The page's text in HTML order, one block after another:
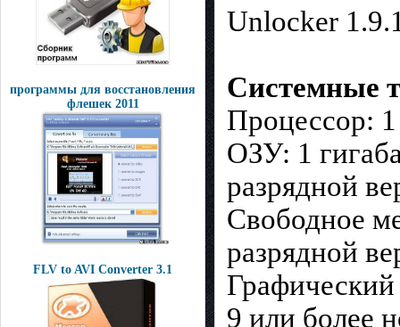
программы для восстановления
флешек 2011
FLV to AVI Converter 3.1
Unlocker
Системные
Процессор:
ОЗУ: 1
разрядной
Свободное
разрядной
9 или более